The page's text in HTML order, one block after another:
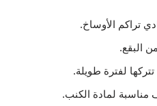
تراكم الأوساخ.
البقع.
تتركها لفترة طويلة.
لمادة الكنب.